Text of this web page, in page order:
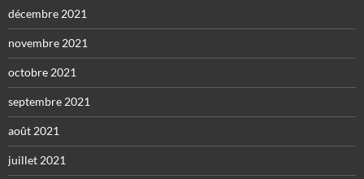
décembre 2021
novembre 2021
octobre 2021
septembre 2021
août 2021
juillet 2021